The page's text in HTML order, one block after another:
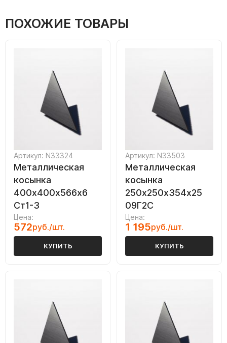
ПОХОЖИЕ ТОВАРЫ
Артикул: N33324
Металлическая
косынка
400х400х566х6
Ст1-3
Цена:
572руб./шт.
КУПИТЬ
Артикул: N33503
Металлическая
косынка
250х250х354х25
09Г2С
Цена:
1 195руб./шт.
КУПИТЬ